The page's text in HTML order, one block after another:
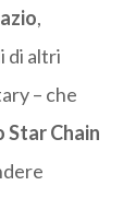
,
di altri
– che
Chain